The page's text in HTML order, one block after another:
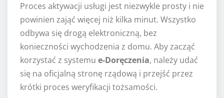
Proces aktywacji usługi jest niezwykle prosty i nie
powinien zająć więcej niż kilka minut. Wszystko
odbywa się drogą elektroniczną, bez
konieczności wychodzenia z domu. Aby zacząć
korzystać z systemu e-Doręczenia, należy udać
się na oficjalną stronę rządową i przejść przez
krótki proces weryfikacji tożsamości.